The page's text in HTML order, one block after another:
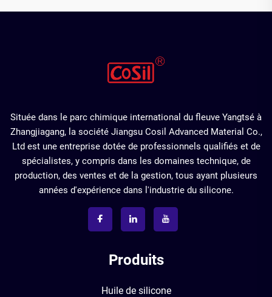
Située dans le parc chimique international du fleuve Yangtsé à
Zhangjiagang, la société Jiangsu Cosil Advanced Material Co.,
Ltd est une entreprise dotée de professionnels qualifiés et de
spécialistes, y compris dans les domaines technique, de
production, des ventes et de la gestion, tous ayant plusieurs
années d'expérience dans l'industrie du silicone.
Produits
Huile de silicone